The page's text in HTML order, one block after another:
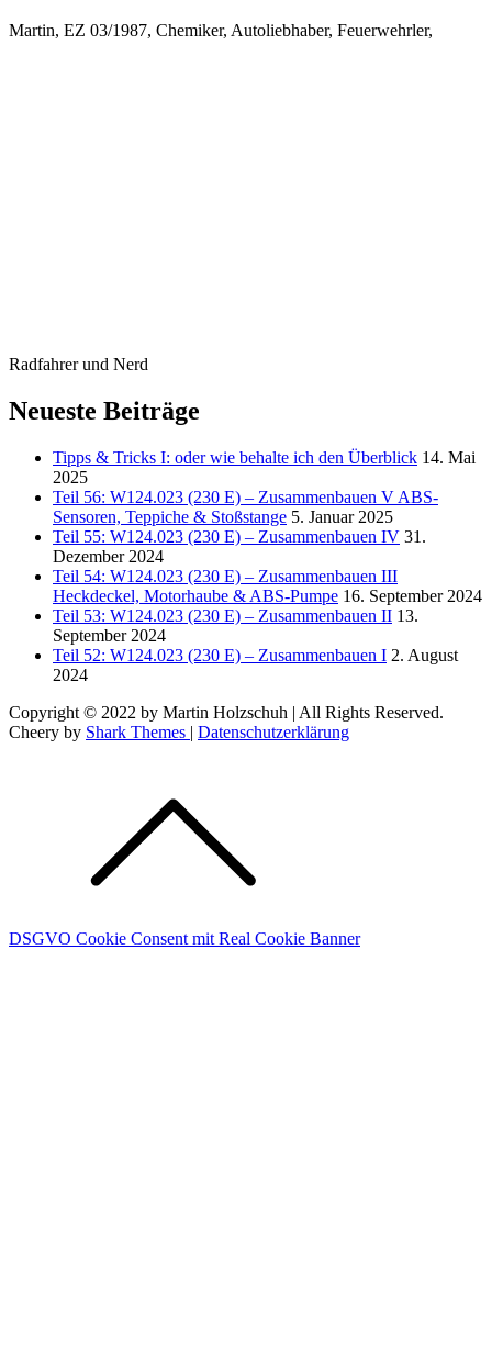
Martin, EZ 03/1987, Chemiker, Autoliebhaber, Feuerwehrler,
Radfahrer und Nerd
Neueste Beiträge
Tipps & Tricks I: oder wie behalte ich den Überblick 14. Mai
2025
Teil 56: W124.023 (230 E) – Zusammenbauen V ABS-
Sensoren, Teppiche & Stoßstange 5. Januar 2025
Teil 55: W124.023 (230 E) – Zusammenbauen IV 31.
Dezember 2024
Teil 54: W124.023 (230 E) – Zusammenbauen III
Heckdeckel, Motorhaube & ABS-Pumpe 16. September 2024
Teil 53: W124.023 (230 E) – Zusammenbauen II 13.
September 2024
Teil 52: W124.023 (230 E) – Zusammenbauen I 2. August
2024
Copyright © 2022 by Martin Holzschuh | All Rights Reserved.
Cheery by Shark Themes | Datenschutzerklärung
DSGVO Cookie Consent mit Real Cookie Banner